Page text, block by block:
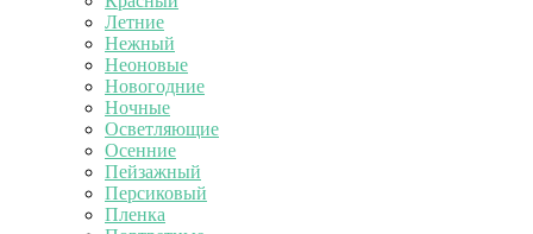
Летние
Нежный
Неоновые
Новогодние
Ночные
Осветляющие
Осенние
Пейзажный
Персиковый
Пленка